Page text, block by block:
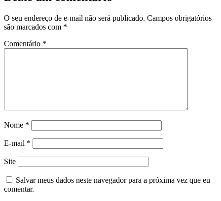
O seu endereço de e-mail não será publicado. Campos obrigatórios
são marcados com *
Comentário *
Nome *
E-mail *
Site
Salvar meus dados neste navegador para a próxima vez que eu
comentar.